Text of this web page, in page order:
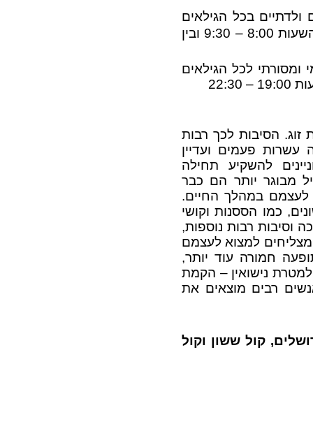
ולדתיים בכל הגילאים
) 052-8034202 בין השעות 8:00 – 9:30 ובין
ומסורתי לכל הגילאים
הסיבות לכך רבות
פעמים ועדיין
להשקיע תחילה
מבוגר יותר הם כבר
לעצמם במהלך החיים.
כמו הססנות וקושי
וסיבות רבות נוספות,
למצוא לעצמם
חמורה עוד יותר,
למטרת נישואין – הקמת
רבים מוצאים את
קול ששון וקול